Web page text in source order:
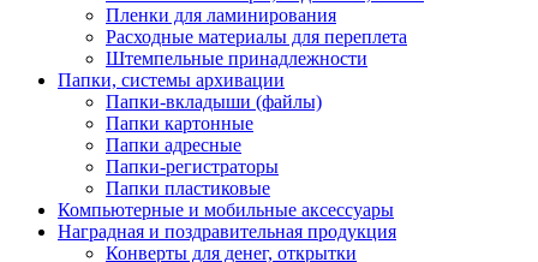
Пленки для ламинирования
Расходные материалы для переплета
Штемпельные принадлежности
Папки, системы архивации
Папки-вкладыши (файлы)
Папки картонные
Папки адресные
Папки-регистраторы
Папки пластиковые
Компьютерные и мобильные аксессуары
Наградная и поздравительная продукция
Конверты для денег, открытки